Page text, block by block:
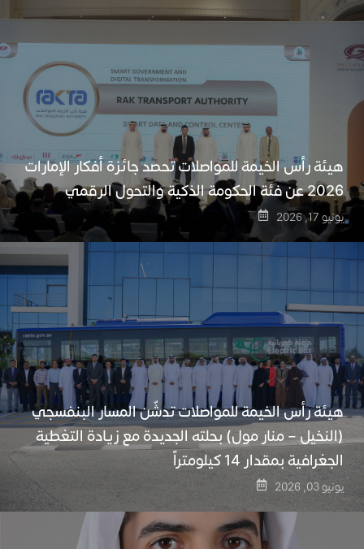
هيئة رأس الخيمة للمواصلات تحصد جائزة أفكار الإمارات
2026 عن فئة الحكومة الذكية والتحول الرقمي
يونيو 17, 2026
هيئة رأس الخيمة للمواصلات تدشّن المسار البنفسجي
(النخيل – منار مول) بحلته الجديدة مع زيادة التغطية
الجغرافية بمقدار 14 كيلومتراً
يونيو 03, 2026